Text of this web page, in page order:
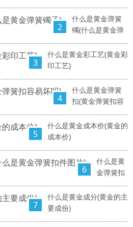
2
什么是黄金弹簧
镯(什么是黄金弹
3
什么是黄金彩工艺(黄金彩
印工艺)
4
什么是黄金弹簧
扣(黄金弹簧扣容
5
什么是黄金成本价(黄金的
成本价)
6
什么是黄
金弹簧扣
7
什么是黄金成分(黄金的主
要成份)